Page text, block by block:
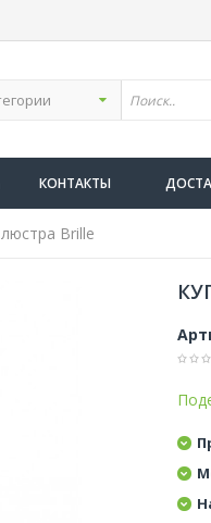
КОНТАКТЫ
Brille